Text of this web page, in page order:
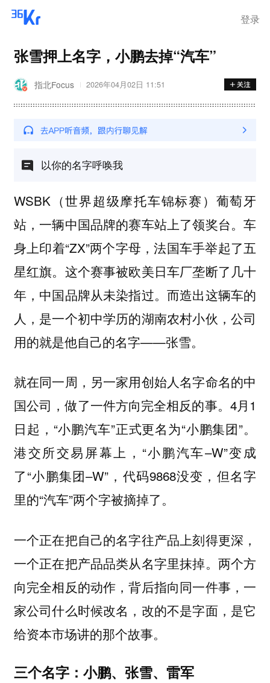
登录
张雪押上名字，小鹏去掉“汽车”
指北Focus 2026年04月02日 11:51
以你的名字呼唤我
WSBK（世界超级摩托车锦标赛）葡萄牙
站，一辆中国品牌的赛车站上了领奖台。车
身上印着“ZX”两个字母，法国车手举起了五
星红旗。这个赛事被欧美日车厂垄断了几十
年，中国品牌从未染指过。而造出这辆车的
人，是一个初中学历的湖南农村小伙，公司
用的就是他自己的名字——张雪。
就在同一周，另一家用创始人名字命名的中
国公司，做了一件方向完全相反的事。4月1
日起，“小鹏汽车”正式更名为“小鹏集团”。
港交所交易屏幕上，“小鹏汽车–W”变成
了“小鹏集团–W”，代码9868没变，但名字
里的“汽车”两个字被摘掉了。
一个正在把自己的名字往产品上刻得更深，
一个正在把产品品类从名字里抹掉。两个方
向完全相反的动作，背后指向同一件事，一
家公司什么时候改名，改的不是字面，是它
给资本市场讲的那个故事。
三个名字：小鹏、张雪、雷军